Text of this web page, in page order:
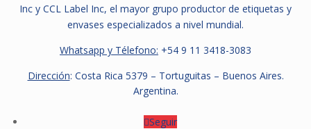
Inc y CCL Label Inc, el mayor grupo productor de etiquetas y
envases especializados a nivel mundial.
Whatsapp y Télefono: +54 9 11 3418-3083
Dirección: Costa Rica 5379 – Tortuguitas – Buenos Aires.
Argentina.
Seguir